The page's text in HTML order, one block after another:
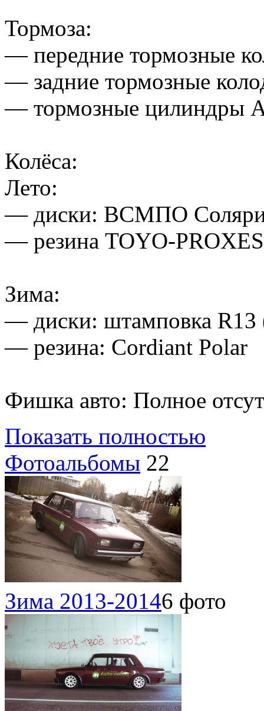
Тормоза:
— передние тормозные
— задние тормозные
— тормозные цилиндры
Колёса:
Лето:
— диски: ВСМПО
— резина TOYO-
Зима:
— диски: штамповка R13
— резина: Cordiant Polar
Фишка авто: Полное
Показать полностью
Фотоальбомы 22
Зима 2013-20146 фото